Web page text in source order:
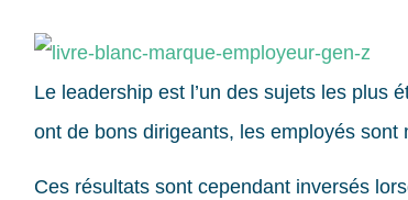
Le leadership est l’un des sujets les plus
ont de bons dirigeants, les employés
Ces résultats sont cependant inversés